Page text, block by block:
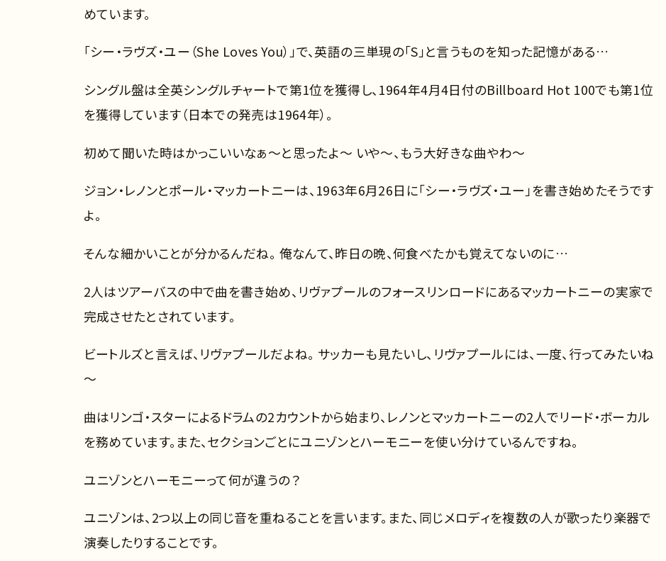
めています。
「シー・ラヴズ・ユー（She Loves You）」で、英語の三単現の「S」と言うものを知った記憶がある…
シングル盤は全英シングルチャートで第1位を獲得し、1964年4月4日付のBillboard Hot 100でも第1位
を獲得しています（日本での発売は1964年）。
初めて聞いた時はかっこいいなぁ～と思ったよ～ いや～、もう大好きな曲やわ～
ジョン・レノンとポール・マッカートニーは、1963年6月26日に「シー・ラヴズ・ユー」を書き始めたそうです
よ。
そんな細かいことが分かるんだね。 俺なんて、昨日の晩、何食べたかも覚えてないのに…
2人はツアーバスの中で曲を書き始め、リヴァプールのフォースリンロードにあるマッカートニーの実家で
完成させたとされています。
ビートルズと言えば、リヴァプールだよね。 サッカーも見たいし、リヴァプールには、一度、行ってみたいね
～
曲はリンゴ・スターによるドラムの2カウントから始まり、レノンとマッカートニーの2人でリード・ボーカル
を務めています。また、セクションごとにユニゾンとハーモニーを使い分けているんですね。
ユニゾンとハーモニーって何が違うの？
ユニゾンは、2つ以上の同じ音を重ねることを言います。また、同じメロディを複数の人が歌ったり楽器で
演奏したりすることです。